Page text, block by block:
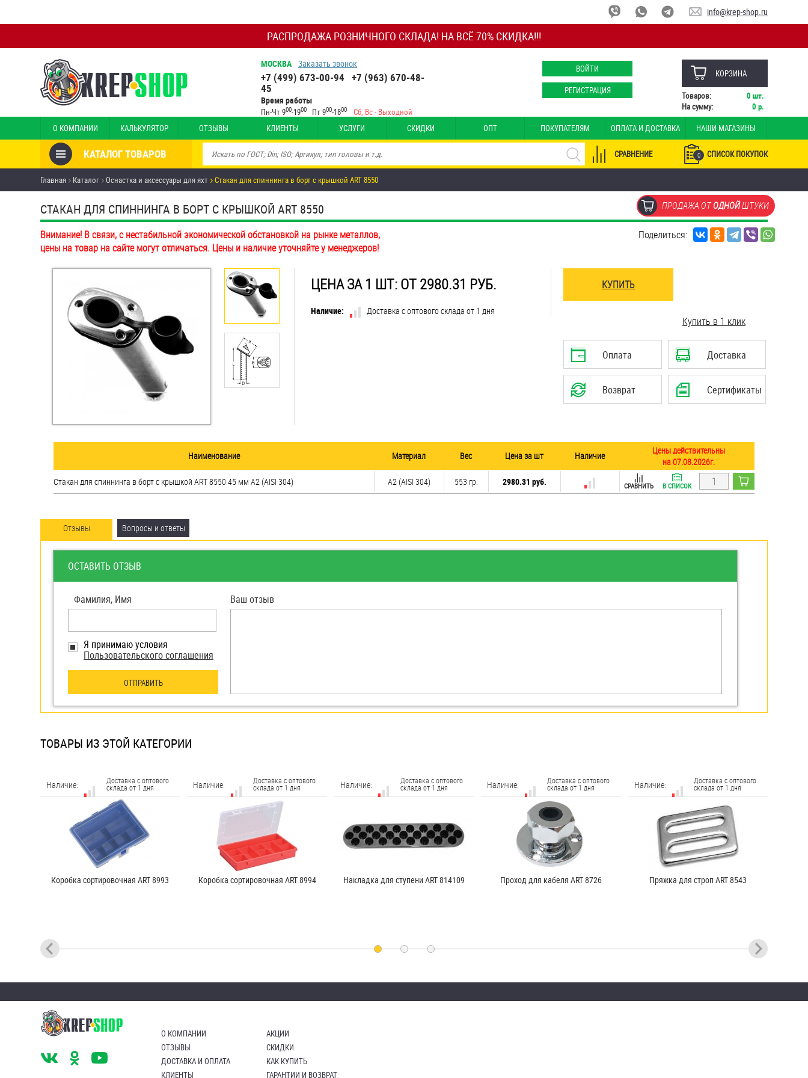
РАСПРОДАЖА РОЗНИЧНОГО СКЛАДА! НА ВСЁ 70% СКИДКА!!!
info@krep-shop.ru
МОСКВА Заказать звонок
+7 (499) 673-00-94 +7 (963) 670-48-
45
Время работы
Пн-Чт 900-1900 Пт 900-1800 Сб, Вс - Выходной
ВОЙТИ
РЕГИСТРАЦИЯ
КОРЗИНА
Товаров: 0 шт.
На сумму:
0 р.
О КОМПАНИИ КАЛЬКУЛЯТОР ОТЗЫВЫ КЛИЕНТЫ УСЛУГИ СКИДКИ ОПТ ПОКУПАТЕЛЯМ ОПЛАТА И ДОСТАВКА НАШИ МАГАЗИНЫ
КАТАЛОГ ТОВАРОВ 0 СПИСОК ПОКУПОК
СРАВНЕНИЕ
Товары со скидкой
Анкеры
Антивандальный крепёж,
инструмент
Болты и винты
Втулки
Гайки
Дюбели
Дюймовый крепёж
Заклепки (Гайки-Заклепки)
метрической резьбой
Крюки, кольца с шурупной
Оснастка и аксессуары для
яхт
Пробки
Такелаж
Шайбы
Штифты и пальцы
Главная Каталог Оснастка и аксессуары для яхт Стакан для спиннинга в борт с крышкой ART 8550
СТАКАН ДЛЯ СПИННИНГА В БОРТ С КРЫШКОЙ ART 8550 ПРОДАЖА ОТОДНОЙШТУКИ
Внимание! В связи, с нестабильной экономической обстановкой на рынке металлов,
цены на товар на сайте могут отличаться. Цены и наличие уточняйте у менеджеров!
Поделиться:
ЦЕНА ЗА 1 ШТ: ОТ 2980.31 РУБ.
Наличие: Доставка с оптового склада от 1 дня
КУПИТЬ
Купить в 1 клик
Оплата Доставка
Возврат Сертификаты
Наименование Материал Вес Цена за шт Наличие
Цены действительны
на 07.08.2026г.
Стакан для спиннинга в борт с крышкой ART 8550 45 мм А2 (AISI 304)
А2 (AISI 304) 553 гр. 2980.31 руб. СРАВНИТЬ В СПИСОК
Отзывы Вопросы и ответы
ОСТАВИТЬ ОТЗЫВ
Фамилия, Имя
Я принимаю условия
Пользовательского соглашения
ОТПРАВИТЬ
Ваш отзыв
ТОВАРЫ ИЗ ЭТОЙ КАТЕГОРИИ
Наличие: Доставка с оптового
склада от 1 дня
Коробка сортировочная ART 8993
Наличие: Доставка с оптового
склада от 1 дня
Коробка сортировочная ART 8994
Наличие: Доставка с оптового
склада от 1 дня
Накладка для ступени ART 814109
Наличие: Доставка с оптового
склада от 1 дня
Проход для кабеля ART 8726
Наличие: Доставка с оптового
склада от 1 дня
Пряжка для строп ART 8543
Доставка с оптового
склада от 1 дня
Доставка с оптового
склада от 1 дня
Доставка с оптового Доставка с оптового
склада от 1 дня
Стропа с нержавеющей пряжкой
Доставка с оптового
склада от 1 дня
Доставка с оптового
склада от 1 дня
Транец для лодочного мотора ART
Доставка с оптового
склада от 1 дня
Доставка с оптового
Дренажный проход через борт ART
Доставка с оптового
склада от 1 дня
Дренажный проход через борт ART
О КОМПАНИИ
ОТЗЫВЫ
ДОСТАВКА И ОПЛАТА
КЛИЕНТЫ
АКЦИИ
СКИДКИ
КАК КУПИТЬ
ГАРАНТИИ И ВОЗВРАТ